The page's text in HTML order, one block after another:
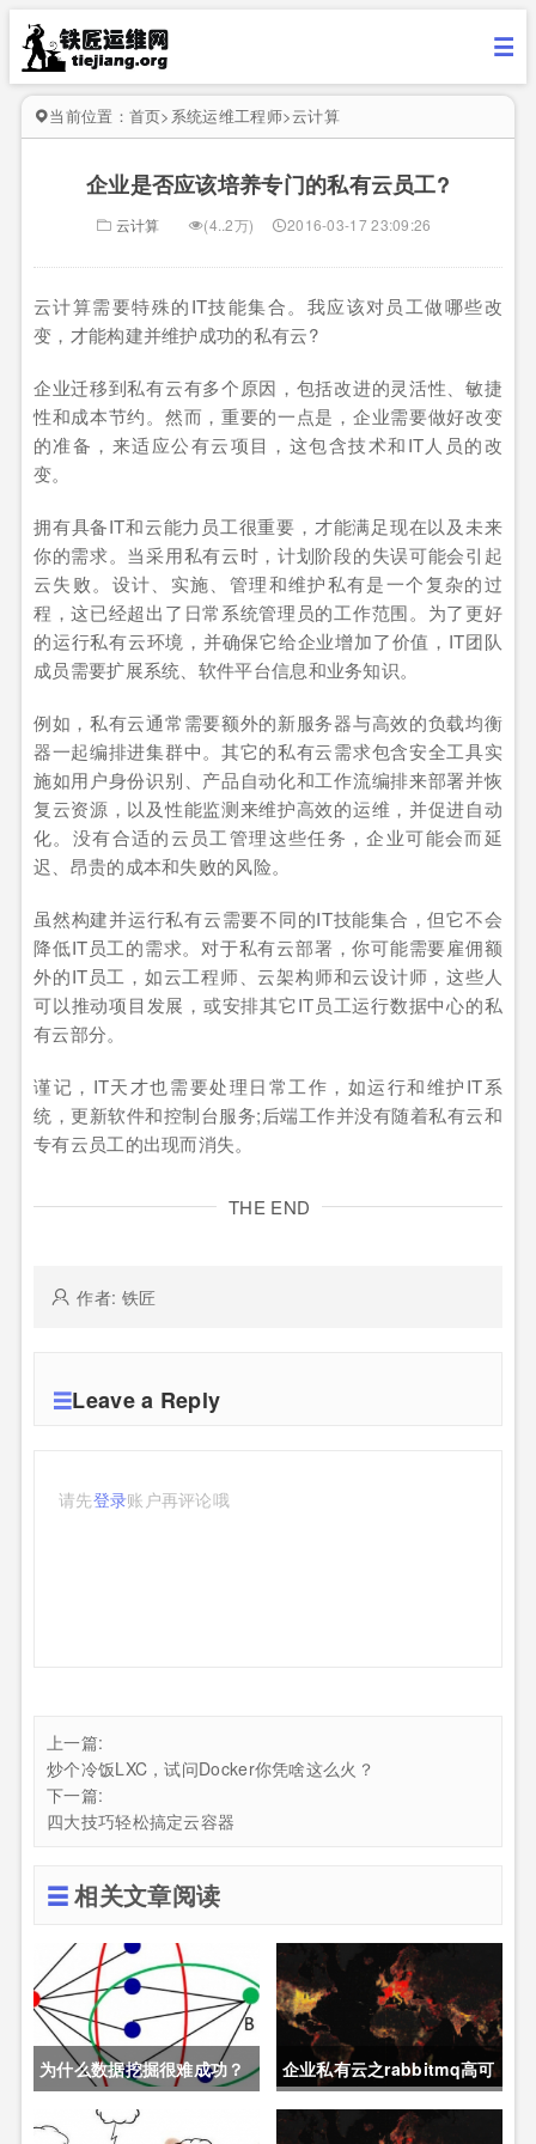
当前位置： 首页> 系统运维工程师>云计算
企业是否应该培养专门的私有云员工?
云计算 (4..2万) 2016-03-17 23:09:26
云计算需要特殊的IT技能集合。我应该对员工做哪些改
变，才能构建并维护成功的私有云?
企业迁移到私有云有多个原因，包括改进的灵活性、敏捷
性和成本节约。然而，重要的一点是，企业需要做好改变
的准备，来适应公有云项目，这包含技术和IT人员的改
变。
拥有具备IT和云能力员工很重要，才能满足现在以及未来
你的需求。当采用私有云时，计划阶段的失误可能会引起
云失败。设计、实施、管理和维护私有是一个复杂的过
程，这已经超出了日常系统管理员的工作范围。为了更好
的运行私有云环境，并确保它给企业增加了价值，IT团队
成员需要扩展系统、软件平台信息和业务知识。
例如，私有云通常需要额外的新服务器与高效的负载均衡
器一起编排进集群中。其它的私有云需求包含安全工具实
施如用户身份识别、产品自动化和工作流编排来部署并恢
复云资源，以及性能监测来维护高效的运维，并促进自动
化。没有合适的云员工管理这些任务，企业可能会而延
迟、昂贵的成本和失败的风险。
虽然构建并运行私有云需要不同的IT技能集合，但它不会
降低IT员工的需求。对于私有云部署，你可能需要雇佣额
外的IT员工，如云工程师、云架构师和云设计师，这些人
可以推动项目发展，或安排其它IT员工运行数据中心的私
有云部分。
谨记，IT天才也需要处理日常工作，如运行和维护IT系
统，更新软件和控制台服务;后端工作并没有随着私有云和
专有云员工的出现而消失。
THE END
作者: 铁匠
Leave a Reply
请先登录账户再评论哦
上一篇:
炒个冷饭LXC，试问Docker你凭啥这么火？
下一篇:
四大技巧轻松搞定云容器
相关文章阅读
为什么数据挖掘很难成功？
企业私有云之rabbitmq高可
用